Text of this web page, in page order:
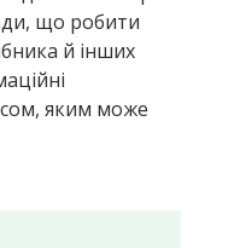
що робити
й інших
яким може